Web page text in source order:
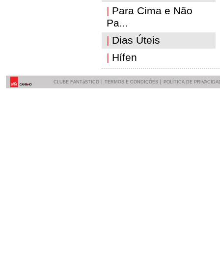
| Para Cima e Não
Pa...
| Dias Úteis
| Hífen
CLUBE FANTáSTICO TERMOS E CONDIÇÕES POLÍTICA DE